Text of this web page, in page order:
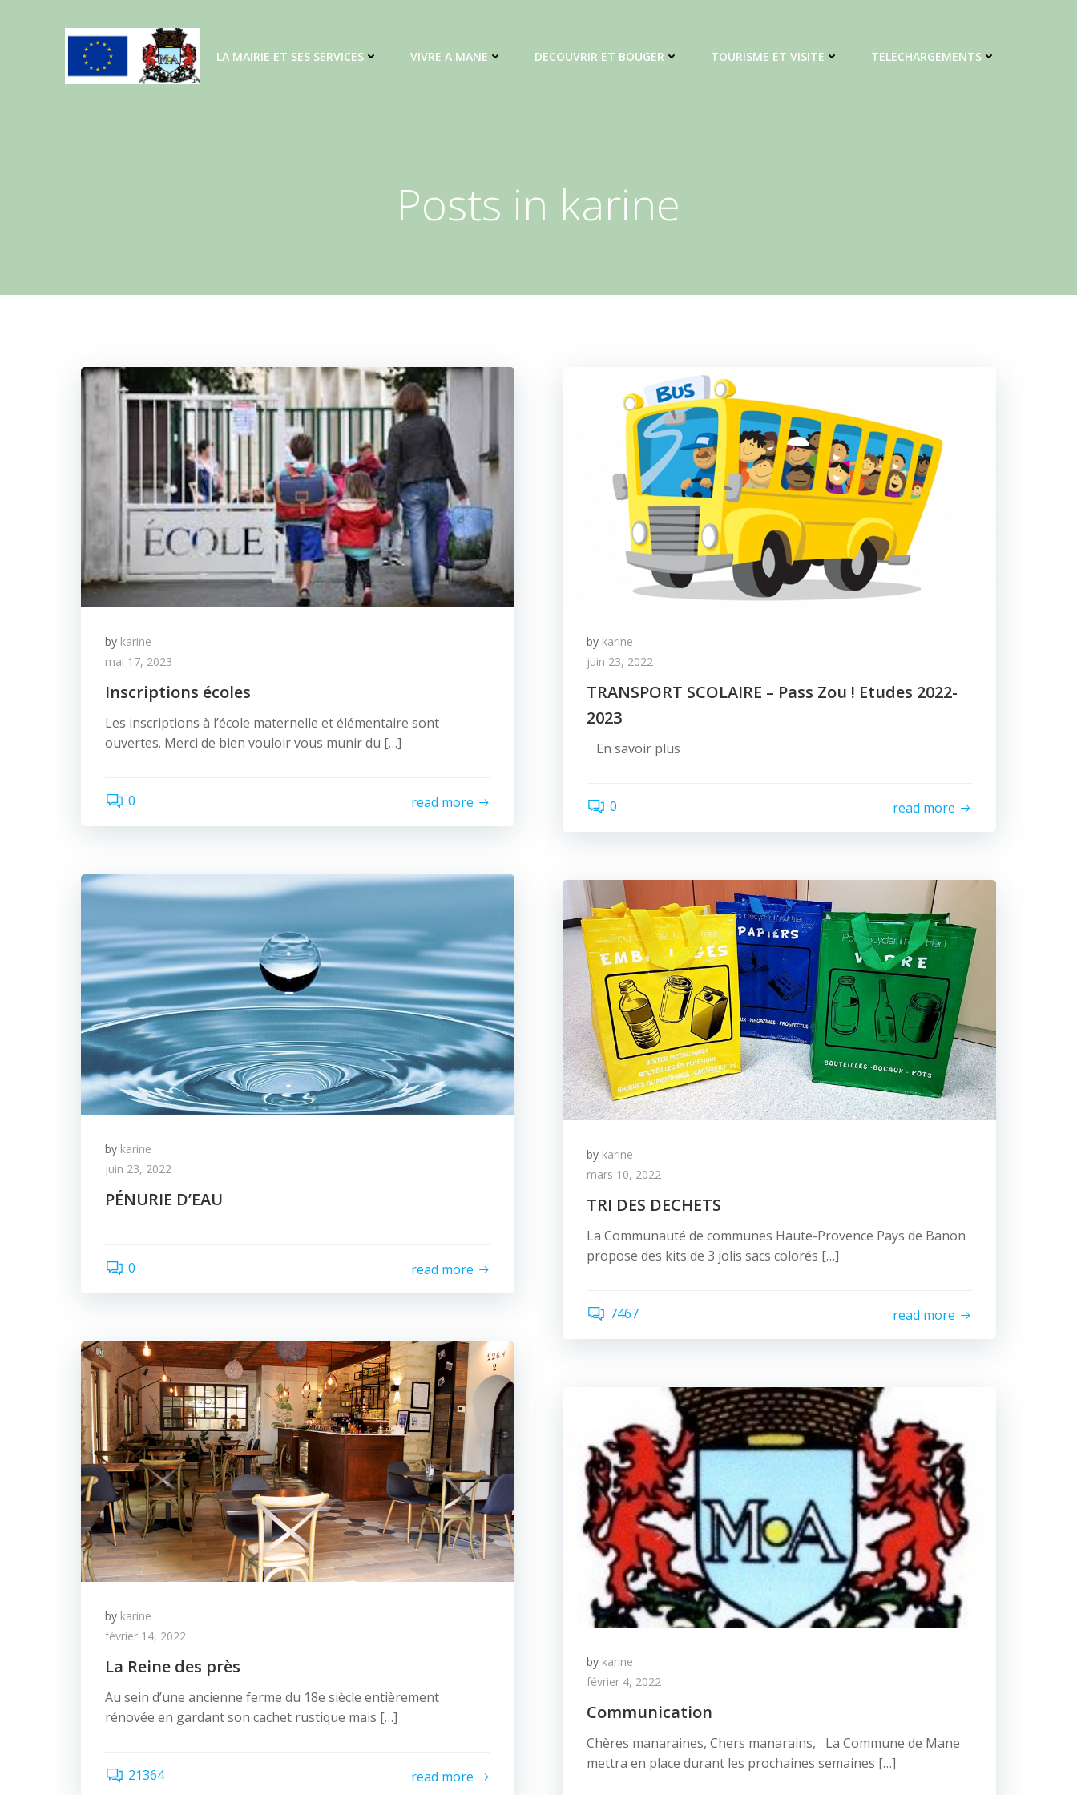
LA MAIRIE ET SES SERVICES VIVRE A MANE DECOUVRIR ET BOUGER TOURISME ET VISITE TELECHARGEMENTS
Posts in karine
by karine
mai 17, 2023
Inscriptions écoles
Les inscriptions à l’école maternelle et élémentaire sont
ouvertes. Merci de bien vouloir vous munir du […]
0 read more
by karine
juin 23, 2022
TRANSPORT SCOLAIRE – Pass Zou ! Etudes 2022-
2023
En savoir plus
0 read more
by karine
juin 23, 2022
PÉNURIE D’EAU
0 read more
by karine
mars 10, 2022
TRI DES DECHETS
La Communauté de communes Haute-Provence Pays de Banon
propose des kits de 3 jolis sacs colorés […]
7467 read more
by karine
février 14, 2022
La Reine des près
Au sein d’une ancienne ferme du 18e siècle entièrement
rénovée en gardant son cachet rustique mais […]
21364 read more
by karine
février 4, 2022
Communication
Chères manaraines, Chers manarains, La Commune de Mane
mettra en place durant les prochaines semaines […]